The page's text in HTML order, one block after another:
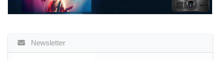
Newsletter